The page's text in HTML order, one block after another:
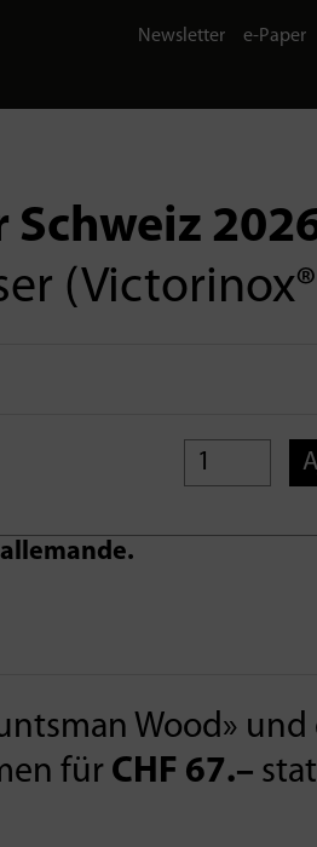
Newsletter e-Paper
Schweiz
Wood» und
für CHF 67.–